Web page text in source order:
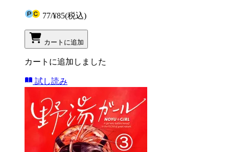
77/¥85(税込)
カートに追加
カートに追加しました
試し読み